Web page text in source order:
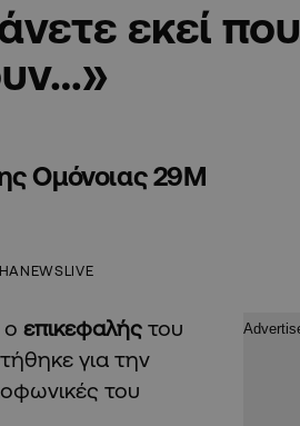
εκεί που
Ομόνοιας 29Μ
ο επικεφαλής του
για την
του